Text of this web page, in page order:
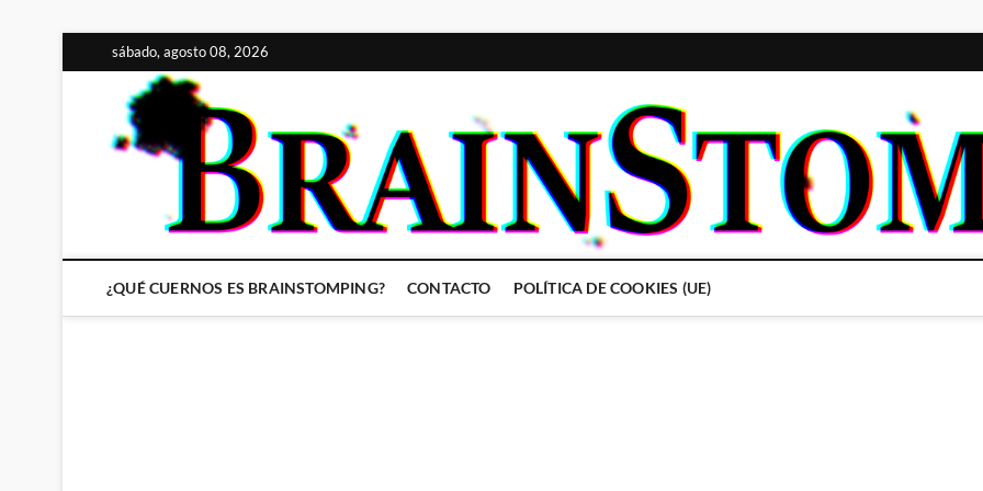
al
contenido
sábado, agosto 08, 2026
¿QUÉ CUERNOS ES BRAINSTOMPING? CONTACTO POLÍTICA DE COOKIES (UE)